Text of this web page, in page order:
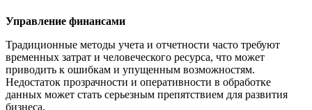
Управление финансами
Традиционные методы учета и отчетности часто требуют
временных затрат и человеческого ресурса, что может
приводить к ошибкам и упущенным возможностям.
Недостаток прозрачности и оперативности в обработке
данных может стать серьезным препятствием для развития
бизнеса.